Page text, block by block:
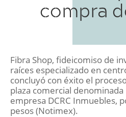
compra
Fibra Shop, fideicomiso de
raíces especializado en
concluyó con éxito el
plaza comercial denominada
empresa DCRC Inmuebles,
pesos (Notimex).